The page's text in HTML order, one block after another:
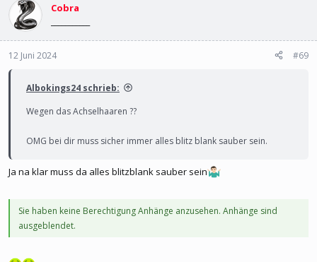
Cobra
12 Juni 2024 #69
Albokings24 schrieb:
Wegen das Achselhaaren ??
OMG bei dir muss sicher immer alles blitz blank sauber sein.
Ja na klar muss da alles blitzblank sauber sein
Sie haben keine Berechtigung Anhänge anzusehen. Anhänge sind
ausgeblendet.